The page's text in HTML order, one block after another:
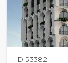
ID 53382